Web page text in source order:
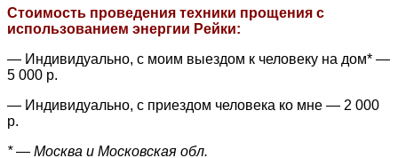
Стоимость проведения техники прощения с
использованием энергии Рейки:
— Индивидуально, с моим выездом к человеку на дом* —
5 000 р.
— Индивидуально, с приездом человека ко мне — 2 000
р.
* — Москва и Московская обл.